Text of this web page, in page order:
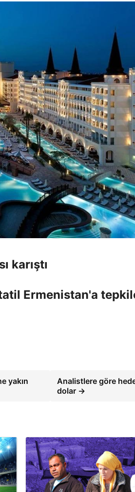
karıştı
Ermenistan'a
yakın
Analistlere göre
dolar →